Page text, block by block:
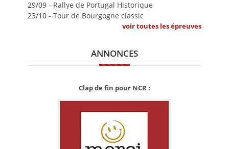
29/09 - Rallye de Portugal Historique
23/10 - Tour de Bourgogne classic
voir toutes les épreuves
ANNONCES
Clap de fin pour NCR :